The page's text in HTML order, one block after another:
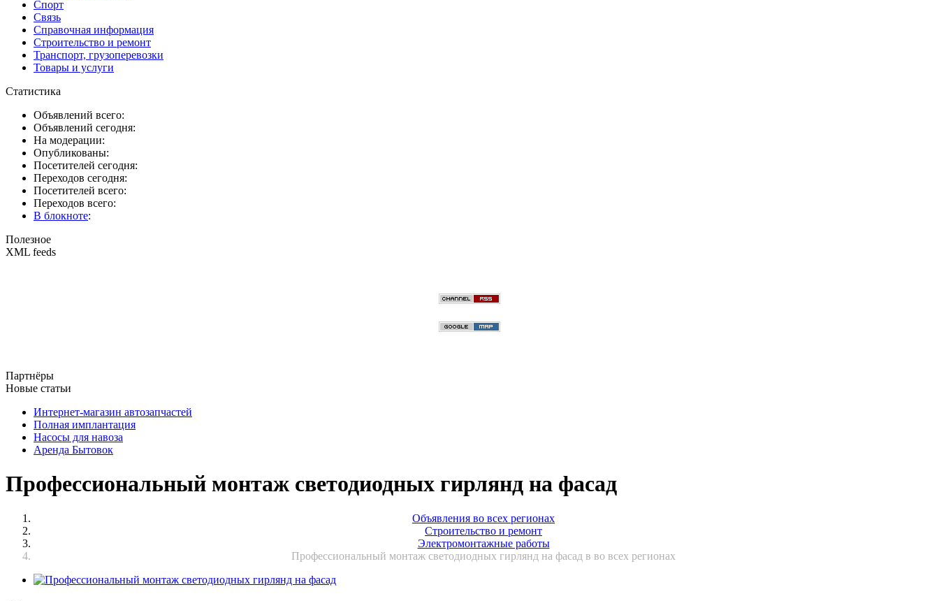
Спорт
Связь
Справочная информация
Строительство и ремонт
Транспорт, грузоперевозки
Товары и услуги
Статистика
Объявлений всего:
Объявлений сегодня:
На модерации:
Опубликованы:
Посетителей сегодня:
Переходов сегодня:
Посетителей всего:
Переходов всего:
В блокноте:
Полезное
XML feeds
Партнёры
Новые статьи
Интернет-магазин автозапчастей
Полная имплантация
Насосы для навоза
Аренда Бытовок
Профессиональный монтаж светодиодных гирлянд на фасад
Объявления во всех регионах
Строительство и ремонт
Электромонтажные работы
Профессиональный монтаж светодиодных гирлянд на фасад в во всех регионах